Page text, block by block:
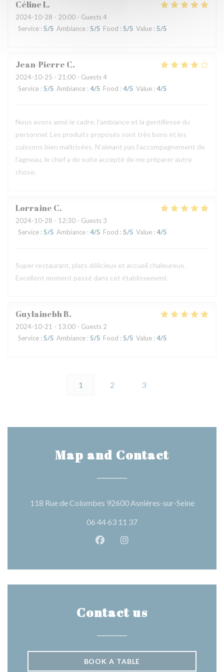
CélineL
2024-10-28 - 20:00 - Guests 4
Service :5/5 Ambiance : 5/5 Food : 5/5 Value :5/5
Jean-Pierre C
2024-10-25 - 21:00 - Guests 4
Service : 5/5 Ambiance : 4/5 Food : 4/5 Value : 4/5
Nous avons aimé le cadre, l'ambiance et la gentillesse du
personnel. Les produits proposés sont très bons et les
cuissons bien maîtrisées. N'aimant pas l'accompagnement de
l'agneau, le chef a de suite accepté de me préparer autre
chose.
Lorraine C
2024-10-28 - 12:30 - Guests 3
Service : 5/5 Ambiance : 4/5 Food : 5/5 Value : 4/5
Super restaurant, plats délicieux et accueil chaleureux .
Excellent moment passé dans cet établissement.
GuylainebhB
2024-10-21 - 13:00 - Guests 2
Service : 5/5 Ambiance : 5/5 Food : 5/5 Value : 4/5
1 2 3
Map and Contact
118 Rue de Colombes 92600 Asnières-sur-Seine((opens
06 44 63 11 37
Facebook ((opens in a new
Instagram ((opens in a
Contact us
BOOK A TABLE